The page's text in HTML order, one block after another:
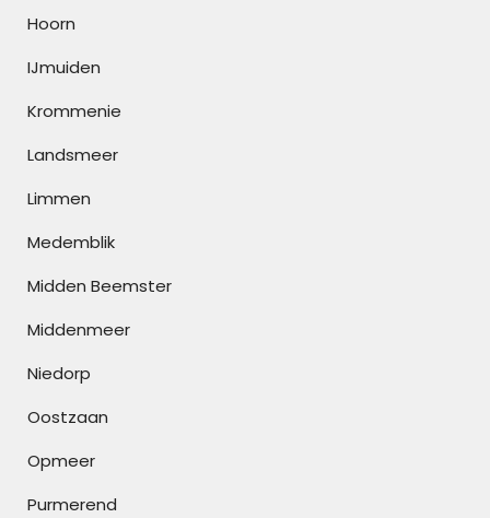
Hoorn
IJmuiden
Krommenie
Landsmeer
Limmen
Medemblik
Midden Beemster
Middenmeer
Niedorp
Oostzaan
Opmeer
Purmerend